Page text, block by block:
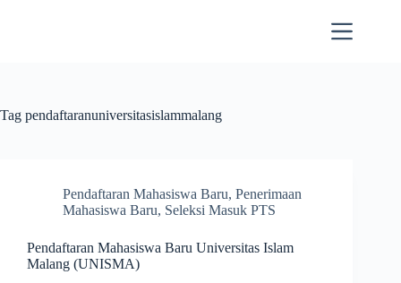
Tag pendaftaranuniversitasislammalang
Pendaftaran Mahasiswa Baru, Penerimaan
Mahasiswa Baru, Seleksi Masuk PTS
Pendaftaran Mahasiswa Baru Universitas Islam
Malang (UNISMA)